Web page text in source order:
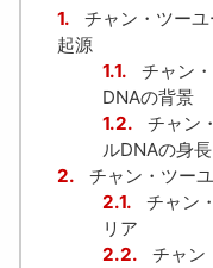
1.
チャン・ツー
起源
1.1.
チャン
DNAの背景
1.2.
チャン
ルDNAの身
2.
チャン・ツー
2.1.
チャン
リア
2.2.
チャン